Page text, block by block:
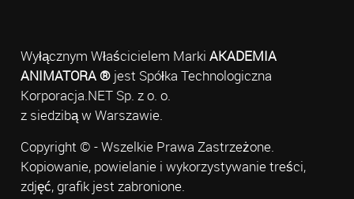
Wyłącznym Właścicielem Marki AKADEMIA
ANIMATORA ®jest Spółka Technologiczna
Korporacja.NET Sp. z o. o.
z siedzibą w Warszawie.
Copyright © - Wszelkie Prawa Zastrzeżone.
Kopiowanie, powielanie i wykorzystywanie treści,
zdjęć, grafik jest zabronione.